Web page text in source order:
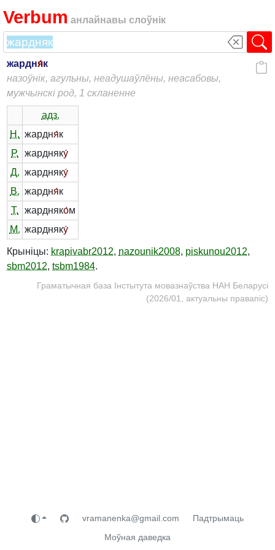
Verbum анлайнавы слоўнік
жардня́к
назоўнік, агульны, неадушаўлёны, неасабовы,
мужчынскі род, 1 скланенне
адз.
Н. жардня́к
Р.
жардняку́
Д. жардняку́
В. жардня́к
Т.
жардняко́м
М. жардняку́
Крыніцы: krapivabr2012, nazounik2008, piskunou2012,
sbm2012, tsbm1984.
Граматычная база Інстытута мовазнаўства НАН Беларусі
(2026/01, актуальны правапіс)
vramanenka@gmail.com
Падтрымаць
Моўная даведка